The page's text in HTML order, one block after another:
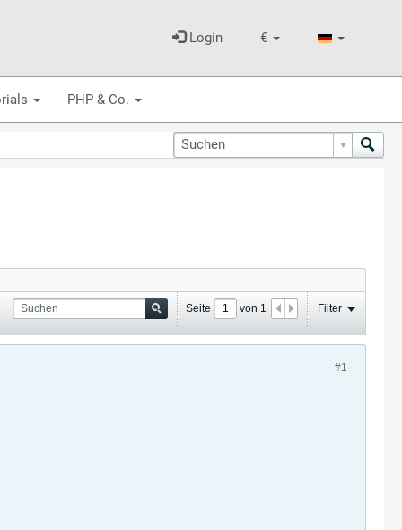
€
Login
PHP & Co.
Seite von 1 Filter
#1